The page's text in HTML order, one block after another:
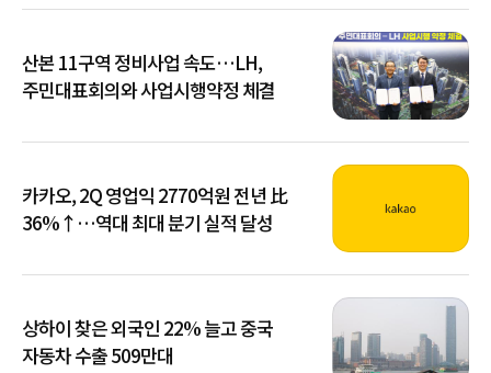
산본 11구역 정비사업 속도…LH,
주민대표회의와 사업시행약정 체결
카카오, 2Q 영업익 2770억원 전년 比
36%↑…역대 최대 분기 실적 달성
상하이 찾은 외국인 22% 늘고 중국
자동차 수출 509만대